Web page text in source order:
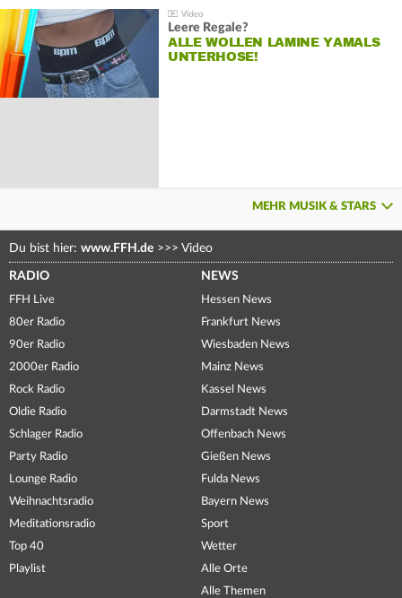
Leere Regale?
ALLE WOLLEN LAMINE YAMALS
UNTERHOSE!
MEHR MUSIK & STARS
Du bist hier: www.FFH.de >>> Video
RADIO
FFH Live
80er Radio
90er Radio
2000er Radio
Rock Radio
Oldie Radio
Schlager Radio
Party Radio
Lounge Radio
Weihnachtsradio
Meditationsradio
Top 40
Playlist
NEWS
Hessen News
Frankfurt News
Wiesbaden News
Mainz News
Kassel News
Darmstadt News
Offenbach News
Gießen News
Fulda News
Bayern News
Sport
Wetter
Alle Orte
Alle Themen